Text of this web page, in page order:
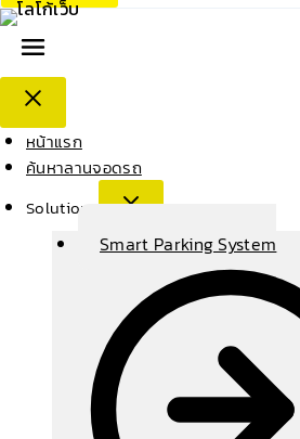
หน้าแรก
ค้นหาลานจอดรถ
Solutions
Smart Parking System